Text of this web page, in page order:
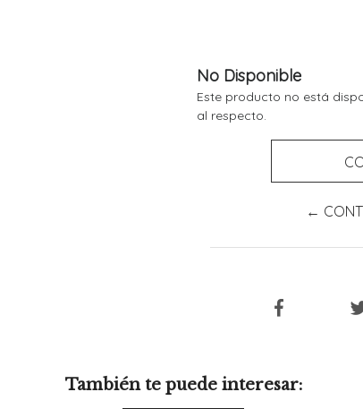
No Disponible
Este producto no está
al respecto.
←
También te puede interesar: